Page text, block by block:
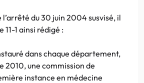
l’arrêté du 30 juin 2004 susvisé, il
1 ainsi rédigé :
dans chaque département,
2010, une commission de
instance en médecine